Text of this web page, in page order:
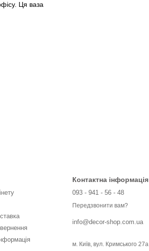
Ця ваза
Контактна інформація
093 - 941 - 56 - 48
Передзвонити вам?
info@decor-shop.com.ua
м. Київ, вул. Кримського 27а